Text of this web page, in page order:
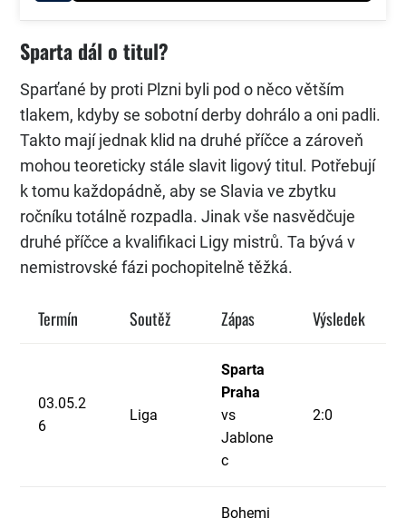
Sparta dál o titul?
Sparťané by proti Plzni byli pod o něco větším
tlakem, kdyby se sobotní derby dohrálo a oni padli.
Takto mají jednak klid na druhé příčce a zároveň
mohou teoreticky stále slavit ligový titul. Potřebují
k tomu každopádně, aby se Slavia ve zbytku
ročníku totálně rozpadla. Jinak vše nasvědčuje
druhé příčce a kvalifikaci Ligy mistrů. Ta bývá v
nemistrovské fázi pochopitelně těžká.
Termín Soutěž Zápas Výsledek
03.05.2
6
Liga
Sparta
Praha
vs
Jablone
c
2:0
Bohemi